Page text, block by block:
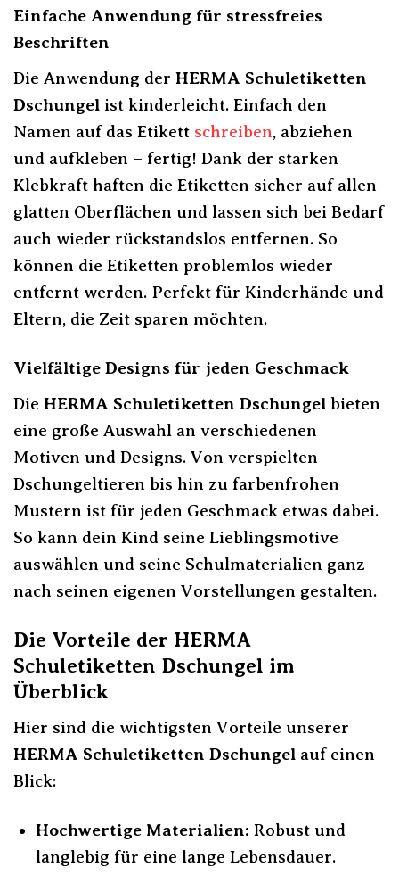
Einfache Anwendung für stressfreies
Beschriften
Die Anwendung der HERMA Schuletiketten
Dschungel ist kinderleicht. Einfach den
Namen auf das Etikett schreiben, abziehen
und aufkleben – fertig! Dank der starken
Klebkraft haften die Etiketten sicher auf allen
glatten Oberflächen und lassen sich bei Bedarf
auch wieder rückstandslos entfernen. So
können die Etiketten problemlos wieder
entfernt werden. Perfekt für Kinderhände und
Eltern, die Zeit sparen möchten.
Vielfältige Designs für jeden Geschmack
Die HERMA Schuletiketten Dschungel bieten
eine große Auswahl an verschiedenen
Motiven und Designs. Von verspielten
Dschungeltieren bis hin zu farbenfrohen
Mustern ist für jeden Geschmack etwas dabei.
So kann dein Kind seine Lieblingsmotive
auswählen und seine Schulmaterialien ganz
nach seinen eigenen Vorstellungen gestalten.
Die Vorteile der HERMA
Schuletiketten Dschungel im
Überblick
Hier sind die wichtigsten Vorteile unserer
HERMA Schuletiketten Dschungel auf einen
Blick:
Hochwertige Materialien: Robust und
langlebig für eine lange Lebensdauer.